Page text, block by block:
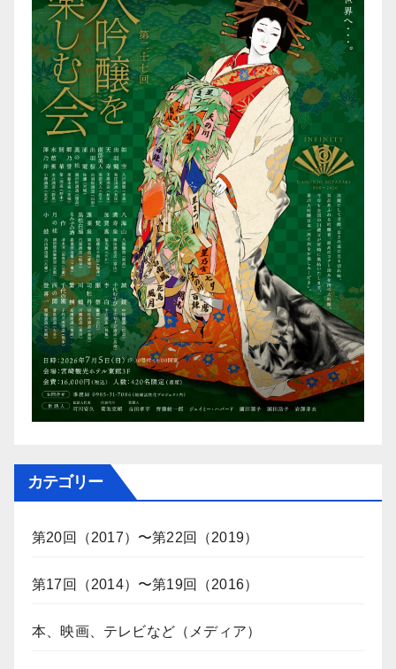
カテゴリー
第20回（2017）〜第22回（2019）
第17回（2014）〜第19回（2016）
本、映画、テレビなど（メディア）